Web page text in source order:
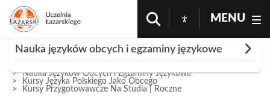
MENU
Nauka Języków Obcych i Egzaminy Językowe
Kursy Języka Polskiego Jako Obcego
Kursy Przygotowawcze Na Studia | Roczne
Nauka języków obcych i egzaminy językowe
Rozwiń
Czy potrzebujesz kursu?